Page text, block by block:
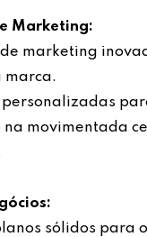
Marketing:
marketing
marca.
movimentada
sólidos para